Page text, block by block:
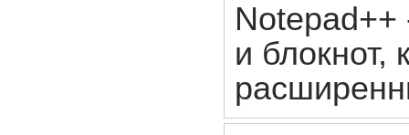
Notepad++
и блокнот,